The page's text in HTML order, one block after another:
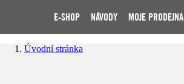
E-SHOP NÁVODY MOJE PRODEJNA
Úvodní stránka